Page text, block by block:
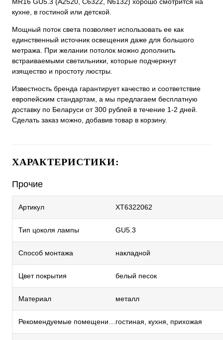
кухне, в гостиной или детской.
Мощный поток света позволяет использовать ее как
единственный источник освещения даже для большого
метража. При желании потолок можно дополнить
встраиваемыми светильники, которые подчеркнут
изящество и простоту люстры.
Известность бренда гарантирует качество и соответствие
европейским стандартам, а мы предлагаем бесплатную
доставку по Беларуси от 300 рублей в течение 1-2 дней.
Сделать заказ можно, добавив товар в корзину.
ХАРАКТЕРИСТИКИ:
Прочие
Артикул XT6322062
Тип цоколя лампы GU5.3
Способ монтажа накладной
Цвет покрытия белый песок
Материал металл
гостиная, кухня, прихожая